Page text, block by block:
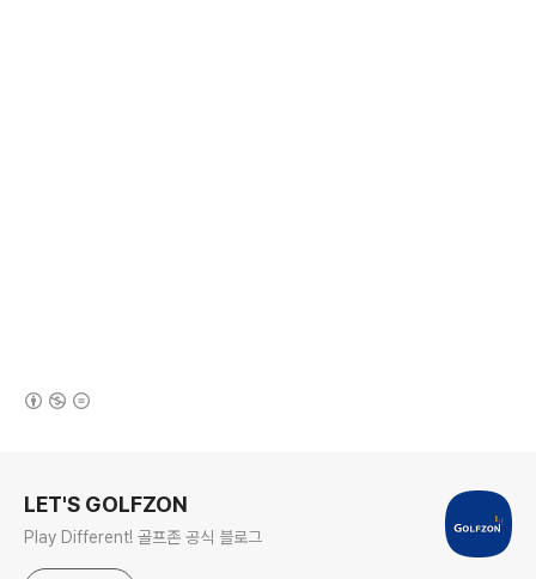
LET'S GOLFZON
Play Different! 골프존 공식 블로그